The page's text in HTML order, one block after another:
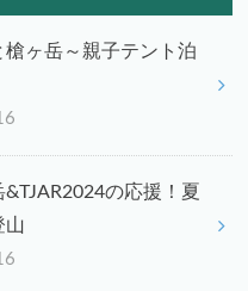
槍ヶ岳～親子テント泊
の応援！夏
山